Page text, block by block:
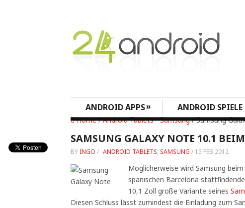
ANDROID APPS» ANDROID SPIELE
Home/Android Tablets•Samsung/ Samsung
SAMSUNG GALAXY NOTE 10.1
BY INGO / ANDROID TABLETS, SAMSUNG / 15 FEB 2012
Möglicherweise wird Samsung
spanischen Barcelona
10,1 Zoll große Variante seines
Diesen Schluss lässt zumindest die Einladung zum